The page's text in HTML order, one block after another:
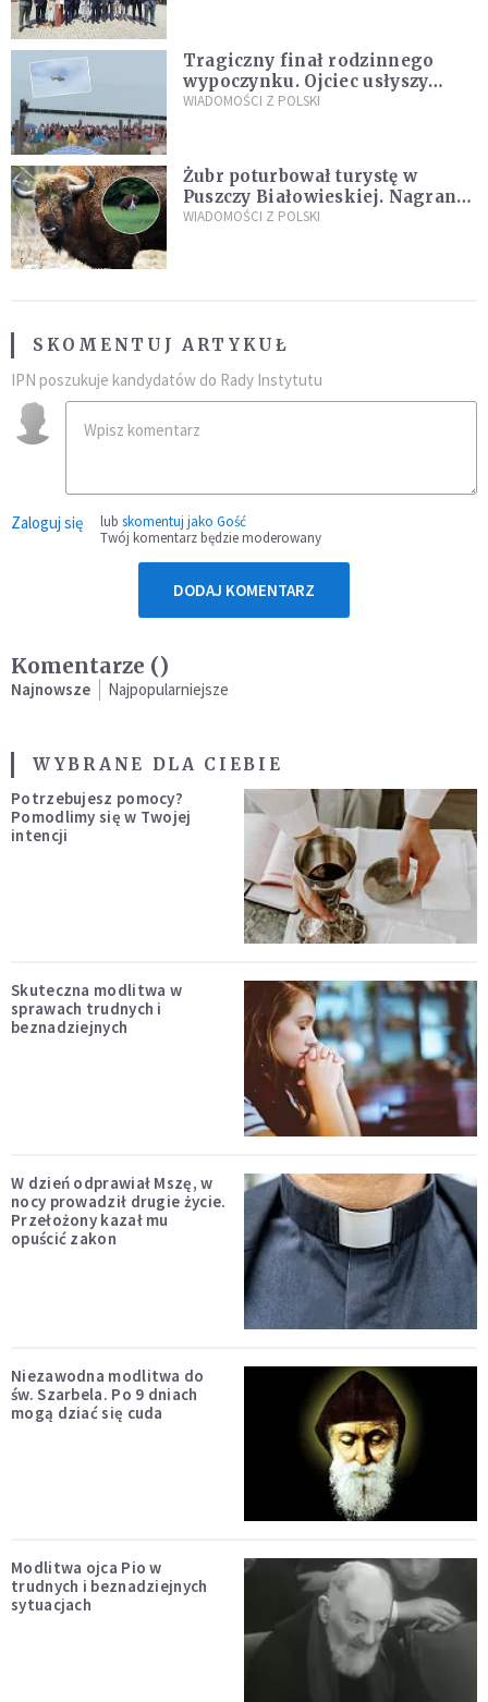
Tragiczny finał rodzinnego
wypoczynku. Ojciec usłyszy
zarzuty
WIADOMOŚCI Z POLSKI
Żubr poturbował turystę w
Puszczy Białowieskiej. Nagranie
daje do myślenia
WIADOMOŚCI Z POLSKI
SKOMENTUJ ARTYKUŁ
IPN poszukuje kandydatów do Rady Instytutu
Zaloguj się lub skomentuj jako Gość
Twój komentarz będzie moderowany
DODAJ KOMENTARZ
Komentarze ()
Najnowsze Najpopularniejsze
WYBRANE DLA CIEBIE
Potrzebujesz pomocy?
Pomodlimy się w Twojej
intencji
Skuteczna modlitwa w
sprawach trudnych i
beznadziejnych
W dzień odprawiał Mszę, w
nocy prowadził drugie życie.
Przełożony kazał mu
opuścić zakon
Niezawodna modlitwa do
św. Szarbela. Po 9 dniach
mogą dziać się cuda
Modlitwa ojca Pio w
trudnych i beznadziejnych
sytuacjach